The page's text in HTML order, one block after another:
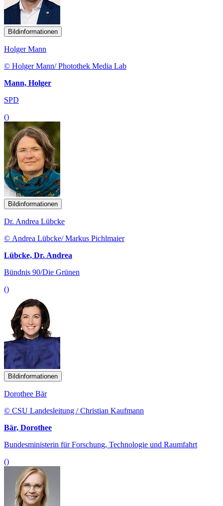
Bildinformationen
Holger Mann
© Holger Mann/ Photothek Media Lab
Mann, Holger
SPD
()
Bildinformationen
Dr. Andrea Lübcke
© Andrea Lübcke/ Markus Pichlmaier
Lübcke, Dr. Andrea
Bündnis 90/Die Grünen
()
Bildinformationen
Dorothee Bär
© CSU Landesleitung / Christian Kaufmann
Bär, Dorothee
Bundesministerin für Forschung, Technologie und Raumfahrt
()